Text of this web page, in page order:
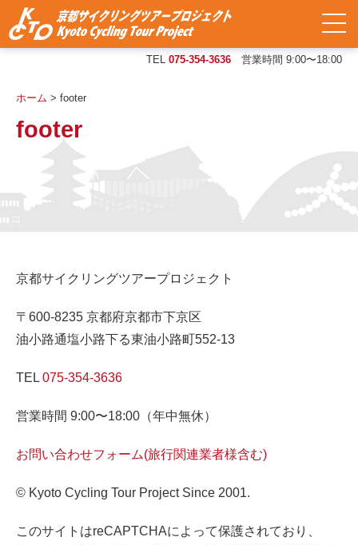
TEL 075-354-3636 営業時間 9:00〜18:00
ホーム > footer
footer
京都サイクリングツアープロジェクト
〒600-8235 京都府京都市下京区
油小路通塩小路下る東油小路町552-13
TEL 075-354-3636
営業時間 9:00〜18:00（年中無休）
お問い合わせフォーム(旅行関連業者様含む)
© Kyoto Cycling Tour Project Since 2001.
このサイトはreCAPTCHAによって保護されており、